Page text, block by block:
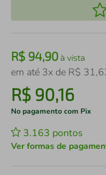
R$ 94,90à vista
em até 3x de R$ 31,
R$ 90,16
No pagamento com Pix
3.163 pontos
Ver formas de